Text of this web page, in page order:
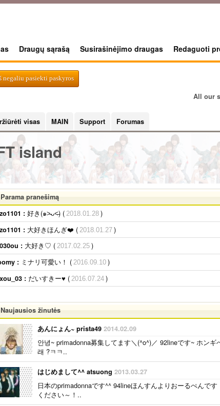
Draugų sąrašą Susirašinėjimo draugas Redaguoti
negaliu pasiekti paskyros
All our
visas MAIN Support Forumas
island
Parama pranešimą
: 好き(๑˃̵ᴗ˂̵) ( 2018.01.28 )
: 大好きほんぎ❤️ ( 2018.01.27 )
: 大好き♡ ( 2017.02.25 )
: ミナリ可愛い！ ( 2016.09.10 )
: だいすきー♥ ( 2016.07.24 )
Naujausios žinutės
あんにょん~ prista49 2014.02.09
안녕~ primadonna募集してます＼(^o^)／ 92lineです~ ホン
래 ?ㅋㅋ..
はじめまして^^ atsuong 2013.03.27
日本のprimadonnaです^^ 94lineほんすんよりおーるぺんで
ください～！..